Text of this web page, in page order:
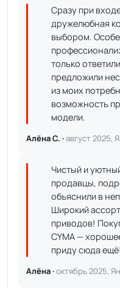
Сразу при
дружелюбная
выбором.
только
предложили
из моих
возможность
модели.
Алёна С. ·август 2025,
Чистый и
продавцы,
объяснили в
Широкий
приводов!
CYMA —
приду сюда ещё!
Алёна ·октябрь 2025,